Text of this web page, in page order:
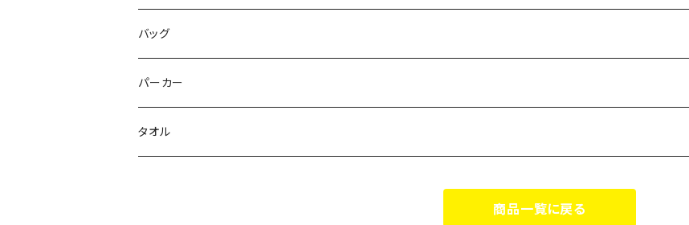
花いろは
Milky✳︎Sphene
シークレットシャノワール
HIGH HIGH BEAM
Milky✳︎Sphene
バッグ
サコッシュ
パーカー
スポポポポニー
タオル
商品一覧に戻る